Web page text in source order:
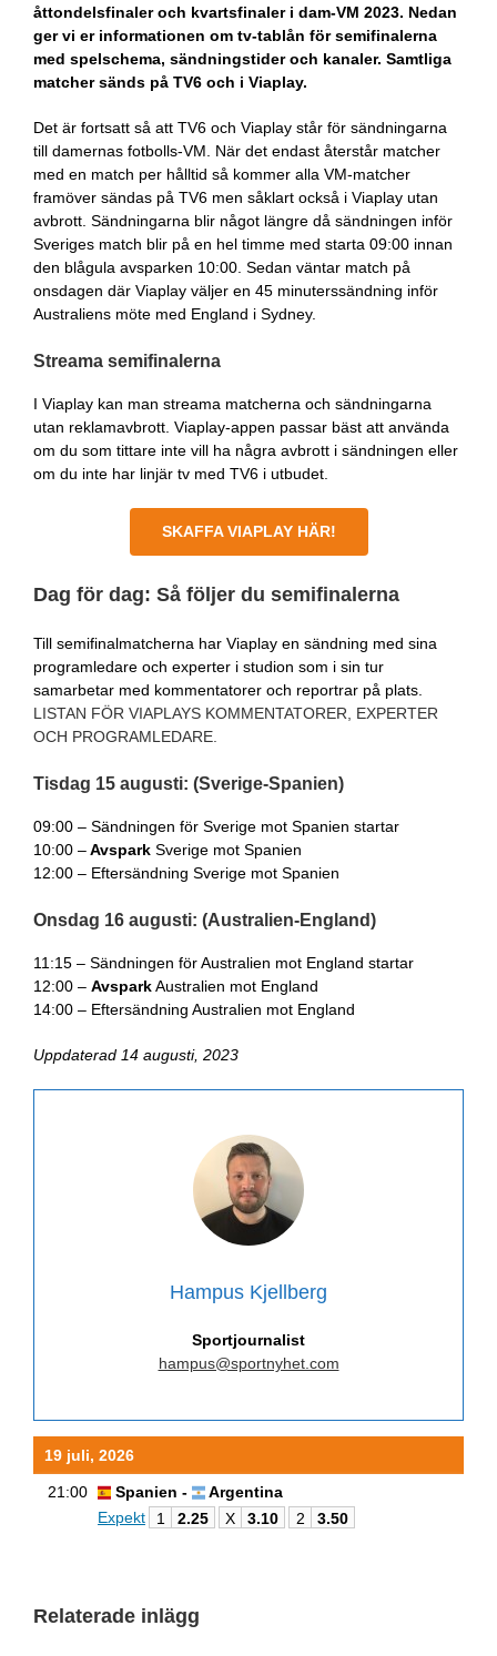
åttondelsfinaler och kvartsfinaler i dam-VM 2023. Nedan
ger vi er informationen om tv-tablån för semifinalerna
med spelschema, sändningstider och kanaler. Samtliga
matcher sänds på TV6 och i Viaplay.
Det är fortsatt så att TV6 och Viaplay står för sändningarna
till damernas fotbolls-VM. När det endast återstår matcher
med en match per hålltid så kommer alla VM-matcher
framöver sändas på TV6 men såklart också i Viaplay utan
avbrott. Sändningarna blir något längre då sändningen inför
Sveriges match blir på en hel timme med starta 09:00 innan
den blågula avsparken 10:00. Sedan väntar match på
onsdagen där Viaplay väljer en 45 minuterssändning inför
Australiens möte med England i Sydney.
Streama semifinalerna
I Viaplay kan man streama matcherna och sändningarna
utan reklamavbrott. Viaplay-appen passar bäst att använda
om du som tittare inte vill ha några avbrott i sändningen eller
om du inte har linjär tv med TV6 i utbudet.
SKAFFA VIAPLAY HÄR!
Dag för dag: Så följer du semifinalerna
Till semifinalmatcherna har Viaplay en sändning med sina
programledare och experter i studion som i sin tur
samarbetar med kommentatorer och reportrar på plats.
LISTAN FÖR VIAPLAYS KOMMENTATORER, EXPERTER
OCH PROGRAMLEDARE.
Tisdag 15 augusti: (Sverige-Spanien)
09:00 – Sändningen för Sverige mot Spanien startar
10:00 –Avspark Sverige mot Spanien
12:00 – Eftersändning Sverige mot Spanien
Onsdag 16 augusti: (Australien-England)
11:15 – Sändningen för Australien mot England startar
12:00 – AvsparkAustralien mot England
14:00 – Eftersändning Australien mot England
Uppdaterad 14 augusti, 2023
Hampus Kjellberg
Sportjournalist
hampus@sportnyhet.com
19 juli, 2026
21:00 Spanien -
Argentina
Expekt
1 2.25 X 3.10 2 3.50
Relaterade inlägg